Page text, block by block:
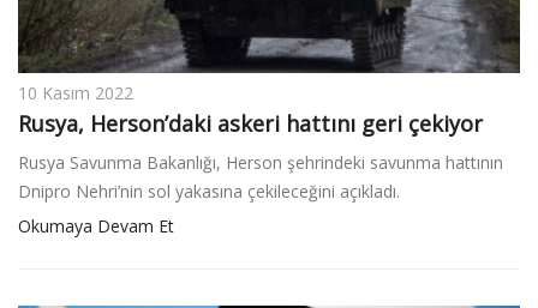
10 Kasım 2022
Rusya, Herson’daki askeri hattını geri çekiyor
Rusya Savunma Bakanlığı, Herson şehrindeki savunma hattının
Dnipro Nehri’nin sol yakasına çekileceğini açıkladı.
Okumaya Devam Et